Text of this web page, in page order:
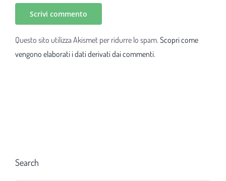
Questo sito utilizza Akismet per ridurre lo spam. Scopri come
vengono elaborati i dati derivati dai commenti.
Search